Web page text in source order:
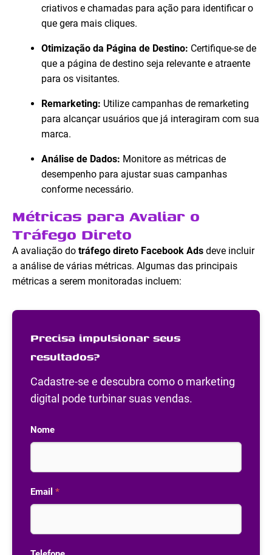
criativos e chamadas para ação para identificar o
que gera mais cliques.
Otimização da Página de Destino: Certifique-se de
que a página de destino seja relevante e atraente
para os visitantes.
Remarketing: Utilize campanhas de remarketing
para alcançar usuários que já interagiram com sua
marca.
Análise de Dados: Monitore as métricas de
desempenho para ajustar suas campanhas
conforme necessário.
Métricas para Avaliar o
Tráfego Direto
A avaliação do tráfego direto Facebook Ads deve incluir
a análise de várias métricas. Algumas das principais
métricas a serem monitoradas incluem:
Precisa impulsionar seus
resultados?
Cadastre-se e descubra como o marketing
digital pode turbinar suas vendas.
Nome
Email *